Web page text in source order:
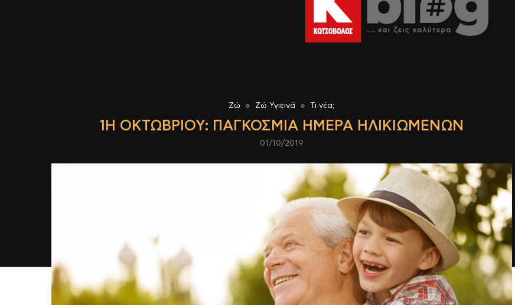
Ζώ Ζώ Υγιεινά Τι νέα;
1Η ΟΚΤΩΒΡΊΟΥ: ΠΑΓΚΌΣΜΙΑ ΗΜΈΡΑ ΗΛΙΚΙΩΜΈΝΩΝ
01/10/2019